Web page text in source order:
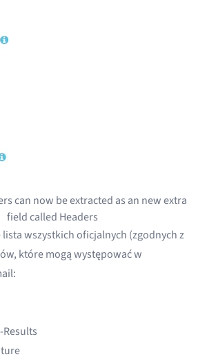
can now be extracted as an new extra
field called Headers
wszystkich oficjalnych (zgodnych z
które mogą występować w